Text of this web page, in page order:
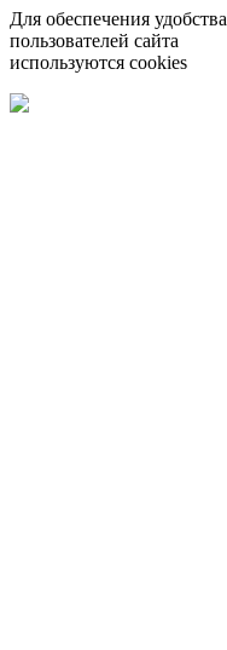
Для обеспечения удобства
пользователей сайта
используются cookies